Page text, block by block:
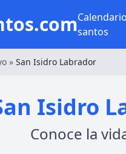
santos
» San Isidro Labrador
Isidro
Conoce la